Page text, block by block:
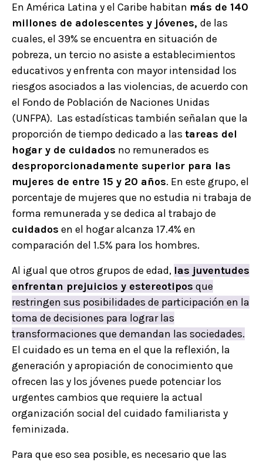
En América Latina y el Caribe habitan más de 140
millones de adolescentes y jóvenes, de las
cuales, el 39% se encuentra en situación de
pobreza, un tercio no asiste a establecimientos
educativos y enfrenta con mayor intensidad los
riesgos asociados a las violencias, de acuerdo con
el Fondo de Población de Naciones Unidas
(UNFPA). Las estadísticas también señalan que la
proporción de tiempo dedicado a las tareas del
hogar y de cuidados no remunerados es
desproporcionadamente superior para las
mujeres de entre 15 y 20 años. En este grupo, el
porcentaje de mujeres que no estudia ni trabaja de
forma remunerada y se dedica al trabajo de
cuidados en el hogar alcanza 17.4% en
comparación del 1.5% para los hombres.
Al igual que otros grupos de edad, las juventudes
enfrentan prejuicios y estereotipos que
restringen sus posibilidades de participación en la
toma de decisiones para lograr las
transformaciones que demandan las sociedades.
El cuidado es un tema en el que la reflexión, la
generación y apropiación de conocimiento que
ofrecen las y los jóvenes puede potenciar los
urgentes cambios que requiere la actual
organización social del cuidado familiarista y
feminizada.
Para que eso sea posible, es necesario que las